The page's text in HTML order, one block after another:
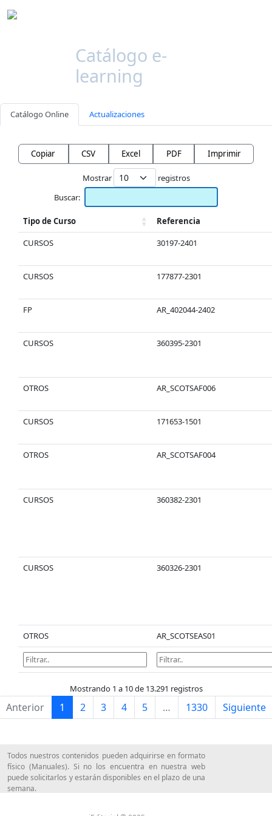
Catálogo e-
learning
Catálogo Online Actualizaciones
Copiar CSV Excel PDF Imprimir
Mostrar
registros
Buscar:
Tipo de Curso
Referencia
CURSOS
30197-2401
CURSOS 177877-2301
FP AR_402044-2402
CURSOS 360395-2301
OTROS AR_SCOTSAF006
CURSOS 171653-1501
OTROS AR_SCOTSAF004
CURSOS 360382-2301
CURSOS 360326-2301
OTROS AR_SCOTSEAS01
Mostrando 1 a 10 de 13.291 registros
Anterior 1 2 3 4 5 … 1330 Siguiente
Todos nuestros contenidos pueden adquirirse en formato
físico (Manuales). Si no los encuentra en nuestra web
puede solicitarlos y estarán disponibles en el plazo de una
semana.